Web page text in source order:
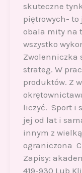
skuteczne
piętrowych- to
obala mity na
wszystko
Zwolenniczka
strateg. W
produktów. Z
liczyć. Sport i
jej od lat i
innym z
ograniczona
Zapisy:
419-930 Lub